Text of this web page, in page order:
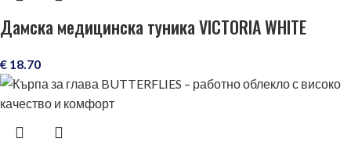
Дамска медицинска туника VICTORIA WHITE
€ 18.70